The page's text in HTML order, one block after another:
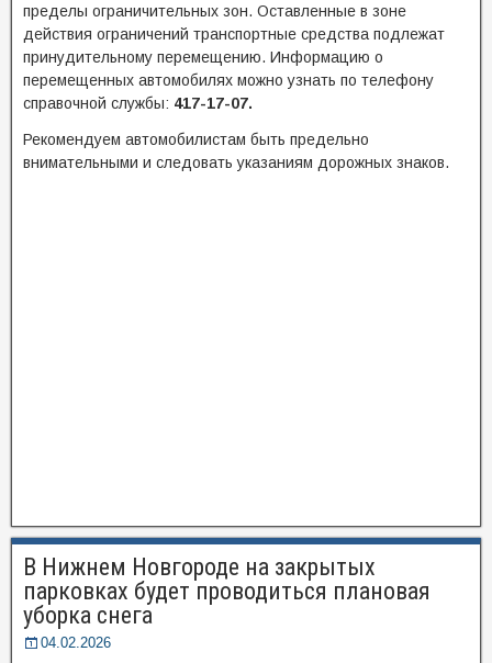
пределы ограничительных зон. Оставленные в зоне
действия ограничений транспортные средства подлежат
принудительному перемещению. Информацию о
перемещенных автомобилях можно узнать по телефону
справочной службы: 417-17-07.
Рекомендуем автомобилистам быть предельно
внимательными и следовать указаниям дорожных знаков.
В Нижнем Новгороде на закрытых
парковках будет проводиться плановая
уборка снега
04.02.2026